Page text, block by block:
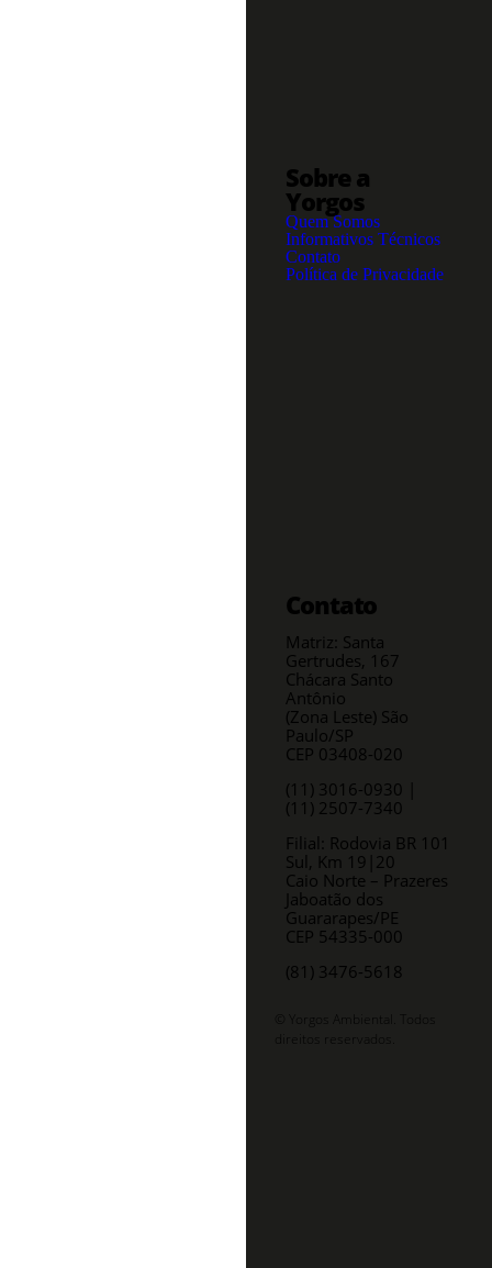
Sobre a
Yorgos
Quem Somos
Informativos Técnicos
Contato
Política de Privacidade
Contato
Matriz: Santa
Gertrudes, 167
Chácara Santo
Antônio
(Zona Leste) São
Paulo/SP
CEP 03408-020
(11) 3016-0930​ |
(11) 2507-7340
Filial: Rodovia BR 101
Sul, Km 19|20
Caio Norte – Prazeres
Jaboatão dos
Guararapes/PE
CEP 54335-000
(81) 3476-5618
© Yorgos Ambiental. Todos
direitos reservados.